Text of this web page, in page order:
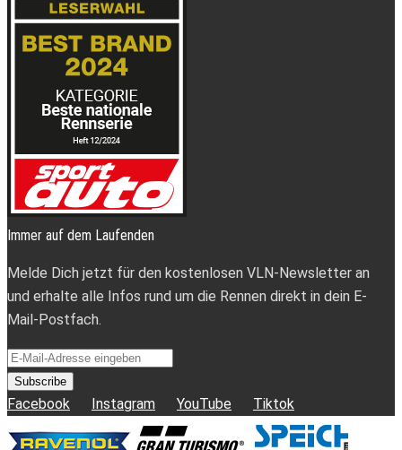
Immer auf dem Laufenden
Melde Dich jetzt für den kostenlosen VLN-Newsletter an
und erhalte alle Infos rund um die Rennen direkt in dein E-
Mail-Postfach.
Subscribe
Facebook Instagram YouTube Tiktok